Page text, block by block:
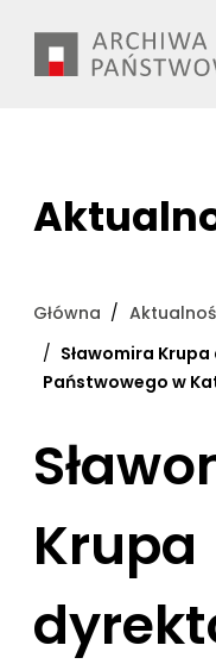
treści
Główna
Sławomira
Państwowego w
Krupa